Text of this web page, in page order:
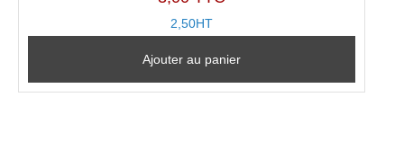
2,50HT
Ajouter au panier